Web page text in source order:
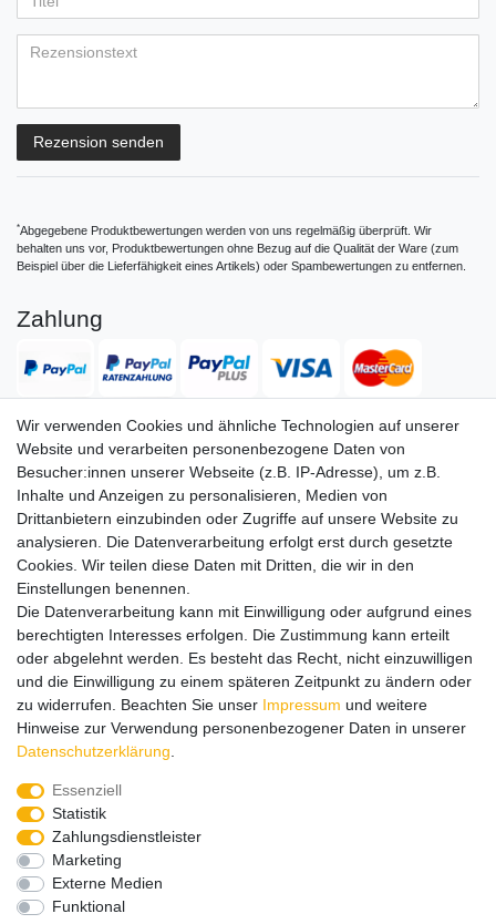
Bewertungssternen
Bewertungssternen
Bewertungssternen
Bewertungssternen
Bewertungssternen
(optional)
Rezension senden
*Abgegebene Produktbewertungen werden von uns regelmäßig überprüft. Wir
behalten uns vor, Produktbewertungen ohne Bezug auf die Qualität der Ware (zum
Beispiel über die Lieferfähigkeit eines Artikels) oder Spambewertungen zu entfernen.
Zahlung
Versand
Service Service
Info Info
Kontakt Kontakt
ImpressumAGB DatenschutzWiderruf Vertrag widerrufen
Alle Preise in Euro inkl. gesetzl. MwSt. zzgl. Versandkosten
nicht anders beschrieben. Änderungen und Irrtümer vorbehalten.
Abbildungen ähnlich.
Wir versenden in die folgenden Länder
Versandkostenfrei (DE) ab 99 €
Wir verwenden Cookies und ähnliche Technologien auf unserer
Website und verarbeiten personenbezogene Daten von
Besucher:innen unserer Webseite (z.B. IP-Adresse), um z.B.
Inhalte und Anzeigen zu personalisieren, Medien von
Drittanbietern einzubinden oder Zugriffe auf unsere Website zu
analysieren. Die Datenverarbeitung erfolgt erst durch gesetzte
Cookies. Wir teilen diese Daten mit Dritten, die wir in den
Einstellungen benennen.
Die Datenverarbeitung kann mit Einwilligung oder aufgrund eines
berechtigten Interesses erfolgen. Die Zustimmung kann erteilt
oder abgelehnt werden. Es besteht das Recht, nicht einzuwilligen
und die Einwilligung zu einem späteren Zeitpunkt zu ändern oder
zu widerrufen. Beachten Sie unser Impressum und weitere
Hinweise zur Verwendung personenbezogener Daten in unserer
Daten­schutz­erklärung
Essenziell
Statistik
Zahlungsdienstleister
Marketing
Externe Medien
Funktional